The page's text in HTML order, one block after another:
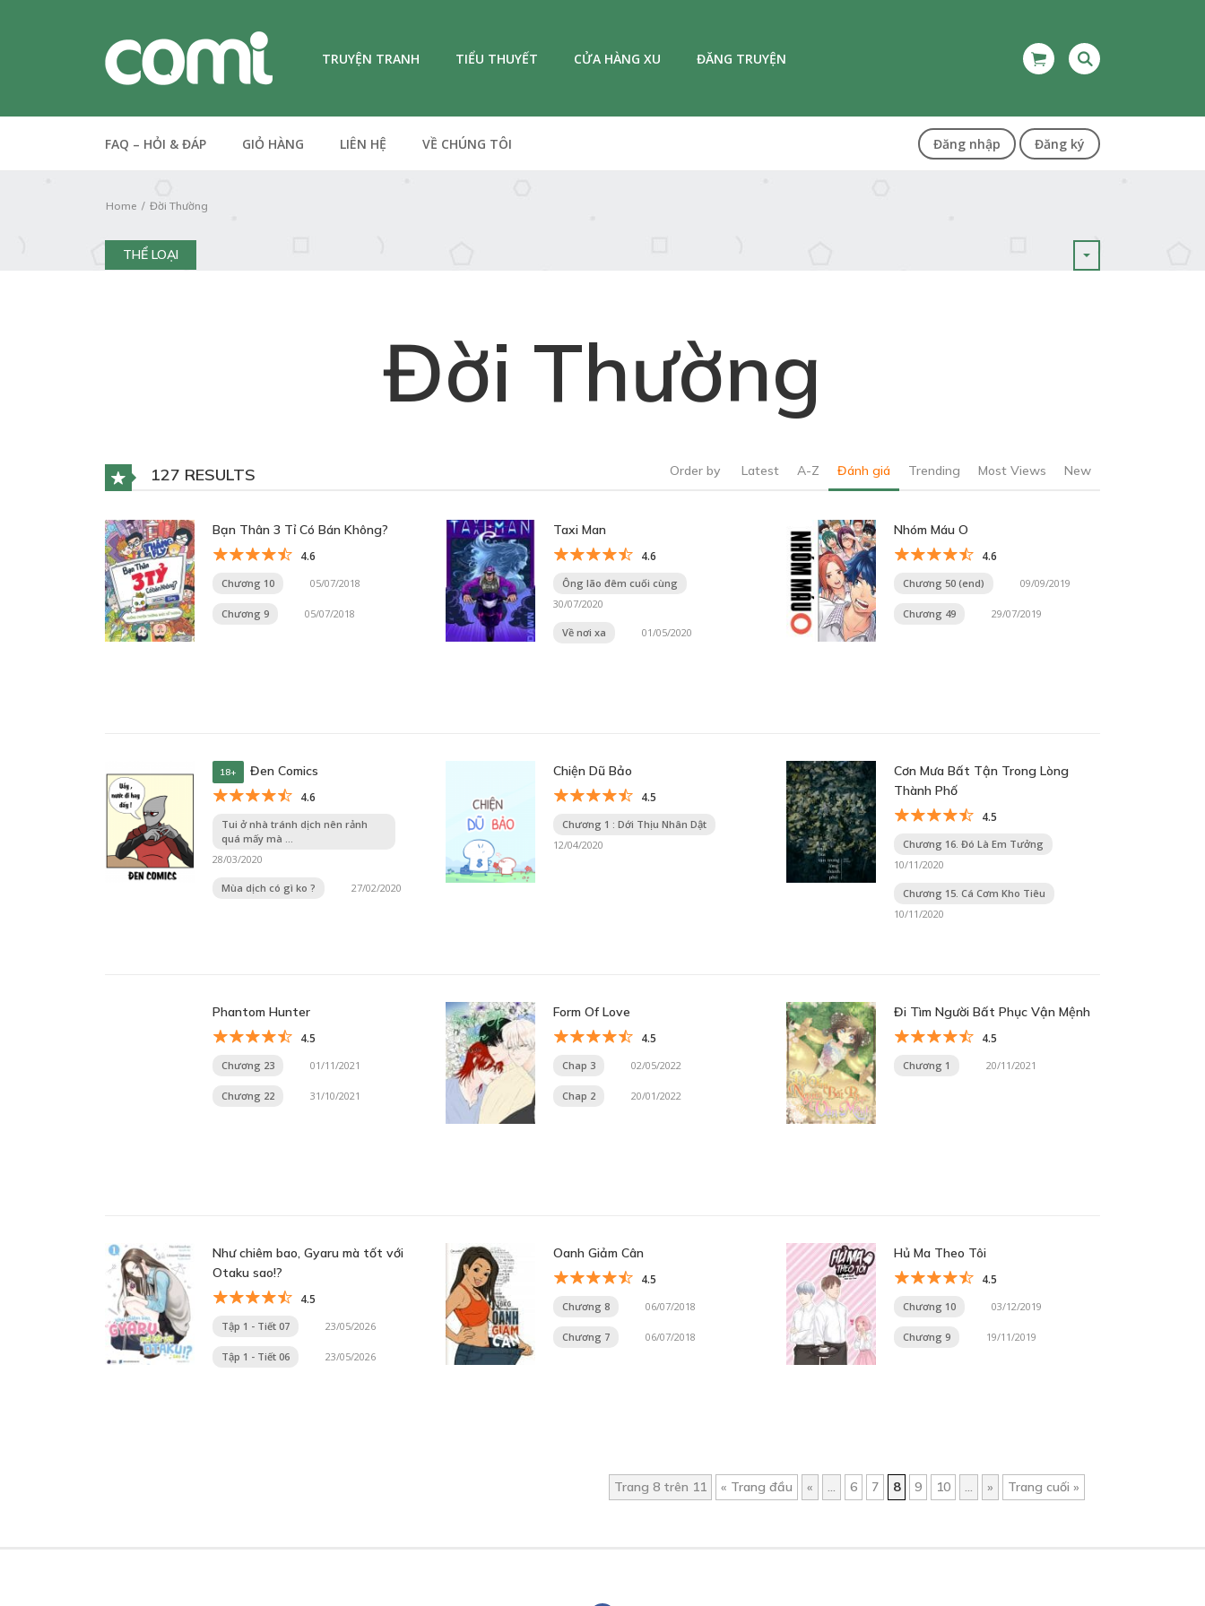
TRUYỆN TRANH TIỂU THUYẾT CỬA HÀNG XU ĐĂNG TRUYỆN
FAQ – HỎI & ĐÁP GIỎ HÀNG LIÊN HỆ VỀ CHÚNG TÔI Đăng nhập Đăng ký
Home Đời Thường
THỂ LOẠI
Đời Thường
127 RESULTS Order by Latest A-Z Đánh giá Trending Most Views New
Bạn Thân 3 Tỉ Có Bán Không?
4.6
Chương 10 05/07/2018
Chương 9 05/07/2018
Taxi Man
4.6
Ông lão đêm cuối cùng
30/07/2020
Về nơi xa 01/05/2020
Nhóm Máu O
4.6
Chương 50 (end) 09/09/2019
Chương 49 29/07/2019
18+ Đen Comics
4.6
Tui ở nhà tránh dịch nên rảnh
quá mấy mà ...
28/03/2020
Mùa dịch có gì ko ? 27/02/2020
Chiện Dũ Bảo
4.5
Chương 1 : Dới Thịu Nhân Dật
12/04/2020
Cơn Mưa Bất Tận Trong Lòng
Thành Phố
4.5
Chương 16. Đó Là Em Tưởng
10/11/2020
Chương 15. Cá Cơm Kho Tiêu
10/11/2020
Phantom Hunter
4.5
Chương 23 01/11/2021
Chương 22 31/10/2021
Form Of Love
4.5
Chap 3 02/05/2022
Chap 2 20/01/2022
Đi Tìm Người Bất Phục Vận Mệnh
4.5
Chương 1 20/11/2021
Như chiêm bao, Gyaru mà tốt với
Otaku sao!?
4.5
Tập 1 - Tiết 07 23/05/2026
Tập 1 - Tiết 06 23/05/2026
Oanh Giảm Cân
4.5
Chương 8 06/07/2018
Chương 7 06/07/2018
Hủ Ma Theo Tôi
4.5
Chương 10 03/12/2019
Chương 9 19/11/2019
Trang 8 trên 11 « Trang đầu « 6 7 8 9 10 » Trang cuối »